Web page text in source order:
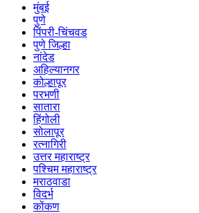
मुंबई
पुणे
पिंपरी-चिंचवड
पुणे जिल्हा
नांदेड
अहिल्यानगर
कोल्हापूर
परभणी
सातारा
हिंगोली
सोलापूर
रत्नागिरी
उत्तर महाराष्ट्र
पश्चिम महाराष्ट्र
मराठवाडा
विदर्भ
कोंकण